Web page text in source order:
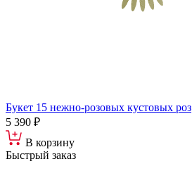
Букет 15 нежно-розовых кустовых роз
5 390 ₽
В корзину
Быстрый заказ